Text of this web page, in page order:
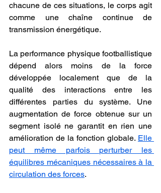
chacune de ces situations, le corps agit
comme une chaîne continue de
transmission énergétique.
La performance physique footballistique
dépend alors moins de la force
développée localement que de la
qualité des interactions entre les
différentes parties du système. Une
augmentation de force obtenue sur un
segment isolé ne garantit en rien une
amélioration de la fonction globale. Elle
peut même parfois perturber les
équilibres mécaniques nécessaires à la
circulation des forces.